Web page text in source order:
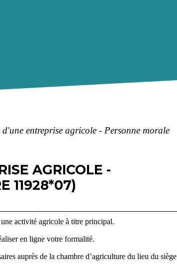
entreprise agricole - Personne morale
AGRICOLE -
11928*07)
activité agricole à titre principal.
en ligne votre formalité.
auprès de la chambre d’agriculture du lieu du siège